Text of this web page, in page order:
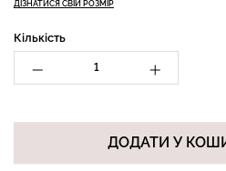
ДІЗНАТИСЯ СВІЙ РОЗМІР
Кількість
ДОДАТИ У